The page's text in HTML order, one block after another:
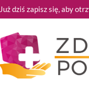
Już dziś zapisz się, aby